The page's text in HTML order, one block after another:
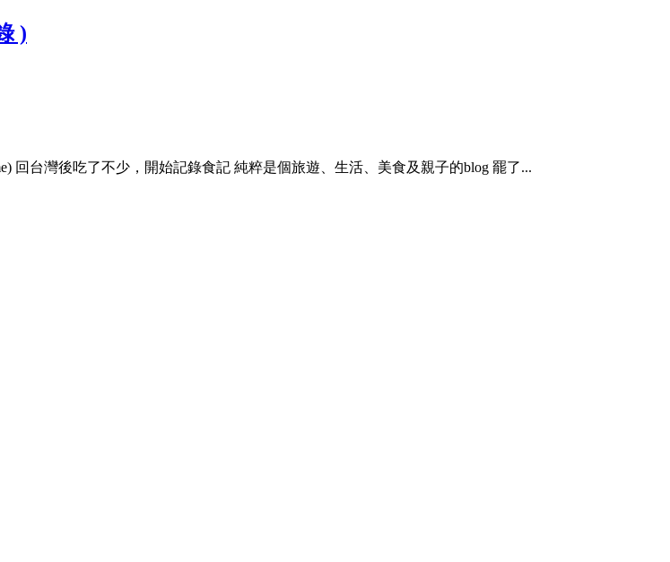
)
回台灣後吃了不少，開始記錄食記 純粹是個旅遊、生活、美食及親子的blog 罷了...